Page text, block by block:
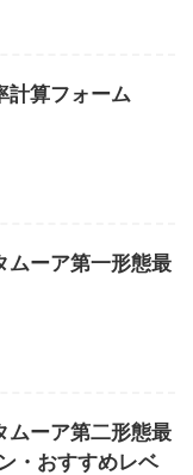
計算フォーム
ムーア第一形態最
ムーア第二形態最
・おすすめレベ